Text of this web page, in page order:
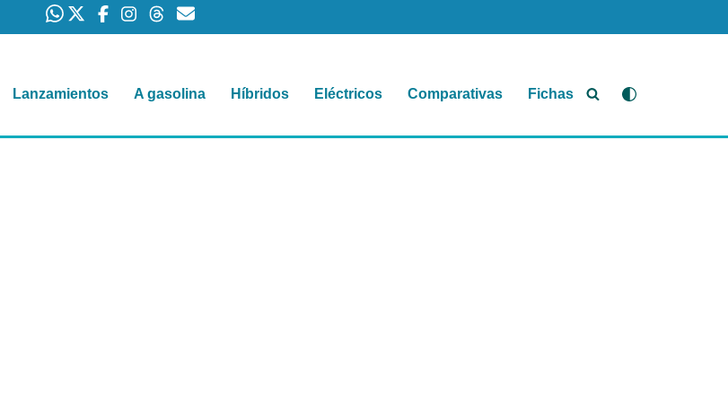
Lanzamientos A gasolina Híbridos Eléctricos Comparativas Fichas